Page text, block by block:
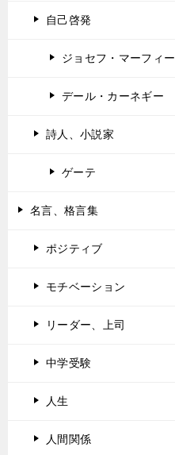
自己啓発
ジョセフ・マーフィー
デール・カーネギー
詩人、小説家
ゲーテ
名言、格言集
ポジティブ
モチベーション
リーダー、上司
中学受験
人生
人間関係